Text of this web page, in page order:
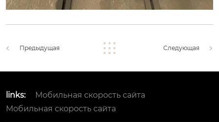
Предыдущая Следующая
links:
Мобильная скорость сайта
Мобильная скорость сайта